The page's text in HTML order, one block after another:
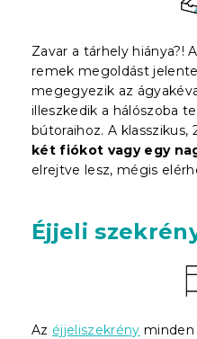
Zavar a tárhely hiánya?!
remek megoldást
megegyezik az
illeszkedik a hálószoba
bútoraihoz. A
két fiókot vagy egy
elrejtve lesz, mégis
Éjjeli
Az éjjeliszekrény minden